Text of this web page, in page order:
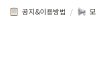
공지&이용방법 /